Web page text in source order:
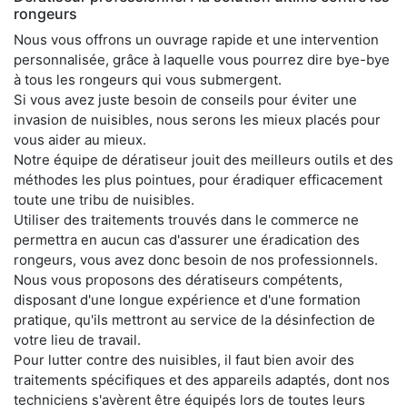
rongeurs
Nous vous offrons un ouvrage rapide et une intervention
personnalisée, grâce à laquelle vous pourrez dire bye-bye
à tous les rongeurs qui vous submergent.
Si vous avez juste besoin de conseils pour éviter une
invasion de nuisibles, nous serons les mieux placés pour
vous aider au mieux.
Notre équipe de dératiseur jouit des meilleurs outils et des
méthodes les plus pointues, pour éradiquer efficacement
toute une tribu de nuisibles.
Utiliser des traitements trouvés dans le commerce ne
permettra en aucun cas d'assurer une éradication des
rongeurs, vous avez donc besoin de nos professionnels.
Nous vous proposons des dératiseurs compétents,
disposant d'une longue expérience et d'une formation
pratique, qu'ils mettront au service de la désinfection de
votre lieu de travail.
Pour lutter contre des nuisibles, il faut bien avoir des
traitements spécifiques et des appareils adaptés, dont nos
techniciens s'avèrent être équipés lors de toutes leurs